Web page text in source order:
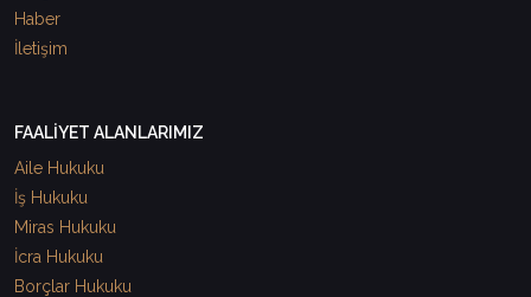
Haber
İletişim
FAALİYET ALANLARIMIZ
Aile Hukuku
İş Hukuku
Miras Hukuku
İcra Hukuku
Borçlar Hukuku